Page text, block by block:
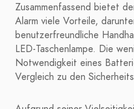
Zusammenfassend bietet
Alarm viele Vorteile,
benutzerfreundliche
LED-Taschenlampe. Die
Notwendigkeit eines
Vergleich zu den